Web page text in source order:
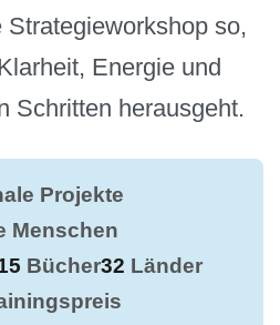
so,
Energie und
Schritten herausgeht.
Projekte
Menschen
Bücher32 Länder